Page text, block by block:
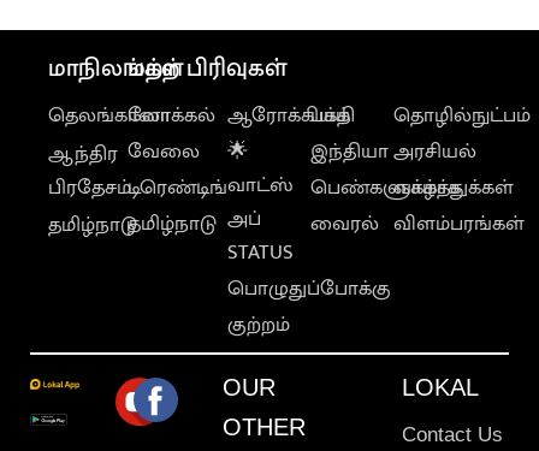
மாநிலங்கள்
தெலங்கானா
ஆந்திர
பிரதேசம்
தமிழ்நாடு
மற்ற பிரிவுகள்
லோக்கல்
வேலை
டிரெண்டிங்
தமிழ்நாடு
ஆரோக்கியம்
🌟
வாட்ஸ்
அப்
STATUS
பொழுதுப்போக்கு
குற்றம்
பக்தி
இந்தியா
பெண்களுக்காக
வைரல்
தொழில்நுட்பம்
அரசியல்
வாழ்த்துக்கள்
விளம்பரங்கள்
OUR
OTHER
LOKAL
Contact Us